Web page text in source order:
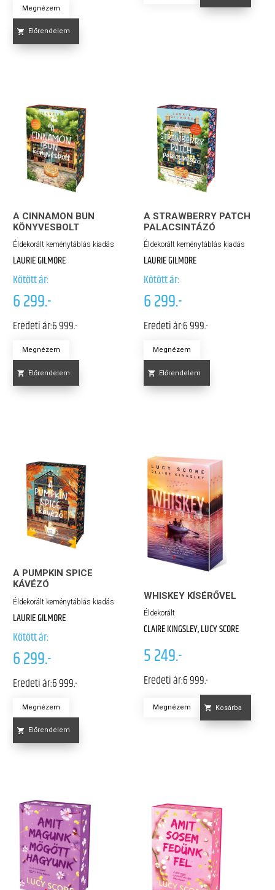
Megnézem
Előrendelem
A CINNAMON BUN
KÖNYVESBOLT
Éldekorált keménytáblás kiadás
LAURIE GILMORE
Kötött ár:
6 299.-
Eredeti ár:6 999.-
Megnézem
Előrendelem
A STRAWBERRY PATCH
PALACSINTÁZÓ
Éldekorált keménytáblás kiadás
LAURIE GILMORE
Kötött ár:
6 299.-
Eredeti ár:6 999.-
Megnézem
Előrendelem
A PUMPKIN SPICE
KÁVÉZÓ
Éldekorált keménytáblás kiadás
LAURIE GILMORE
Kötött ár:
6 299.-
Eredeti ár:6 999.-
Megnézem
Előrendelem
WHISKEY KÍSÉRŐVEL
Éldekorált
CLAIRE KINGSLEY, LUCY SCORE
5 249.-
Eredeti ár:6 999.-
Megnézem Kosárba